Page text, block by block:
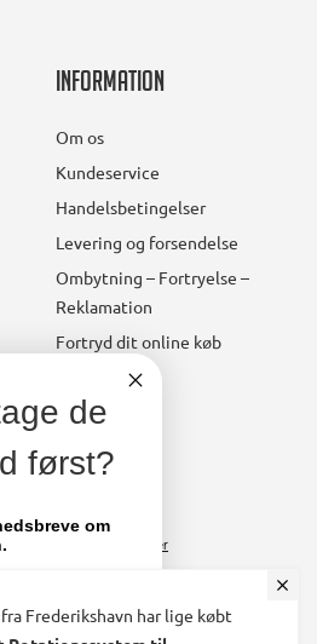
Information
Om os
Kundeservice
Handelsbetingelser
Levering og forsendelse
Ombytning – Fortryelse –
Reklamation
Fortryd dit online køb
square
facebook
Frederikshavn har lige købt
de
først?
om